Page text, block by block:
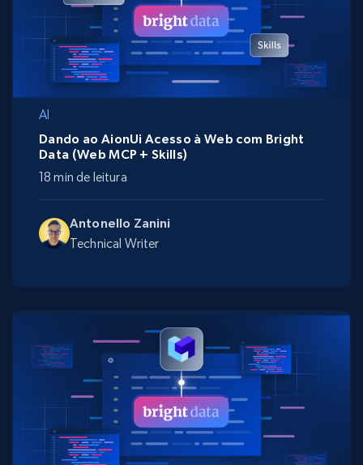
AI
Antonello Zanini
Technical Writer
Dando ao AionUi Acesso à Web com Bright
Data (Web MCP + Skills)
18 min de leitura